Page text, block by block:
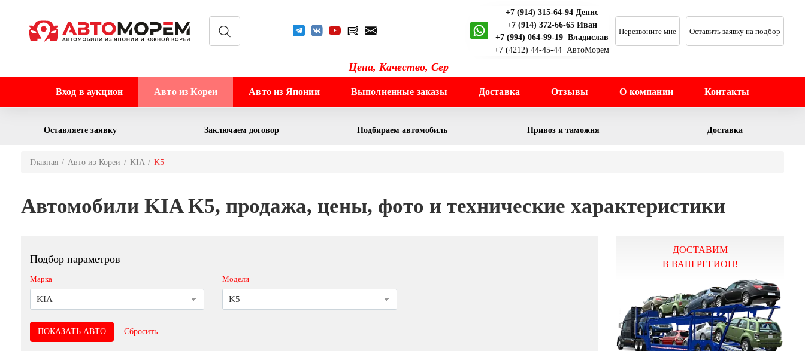
Цена, Качест
+7 (914) 315-64-94 Денис
+7 (914) 372-66-65 Иван
+7 (994) 064-99-19 Владислав
+7 (4212) 44-45-44 АвтоМорем
Перезвоните мне Оставить заявку на подбор
Вход в аукцион Авто из Кореи Авто из Японии Выполненные заказы Доставка Отзывы О компании Контакты
Оставляете заявку Заключаем договор Подбираем автомобиль Привоз и таможня Доставка
Главная Авто из Кореи KIA K5
Автомобили KIA K5, продажа, цены, фото и технические характеристики
ДОСТАВИМ
В ВАШ РЕГИОН!
Подбор параметров
Марка
KIA
Модели
K5
Сбросить